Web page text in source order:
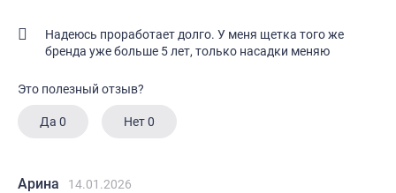
Надеюсь проработает долго. У меня щетка того же
бренда уже больше 5 лет, только насадки меняю
Это полезный отзыв?
Да 0 Нет0
Арина
14.01.2026